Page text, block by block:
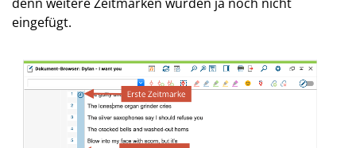
eingefügt.